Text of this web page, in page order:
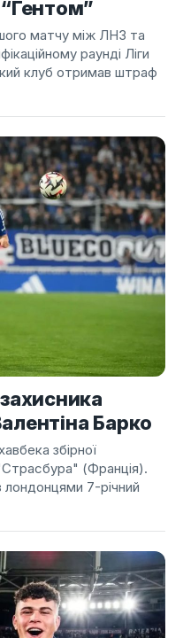
“Гентом”
матчу між ЛНЗ та
раунді Ліги
клуб отримав штраф
Барко
збірної
(Франція).
лондонцями 7-річний